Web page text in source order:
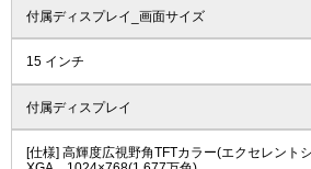
付属ディスプレイ_画面サイズ
15 インチ
付属ディスプレイ
[仕様] 高輝度広視野角TFTカラー(エクセレント